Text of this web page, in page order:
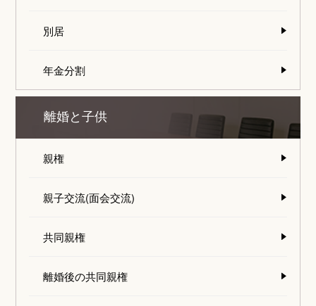
別居
年金分割
離婚と子供
親権
親子交流(面会交流)
共同親権
離婚後の共同親権